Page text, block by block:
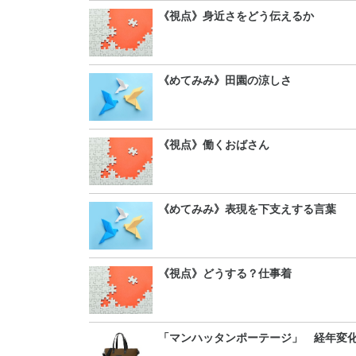
《視点》身近さをどう伝えるか
《めてみみ》田園の涼しさ
《視点》働くおばさん
《めてみみ》表現を下支えする言葉
《視点》どうする？仕事着
「マンハッタンポーテージ」 経年変